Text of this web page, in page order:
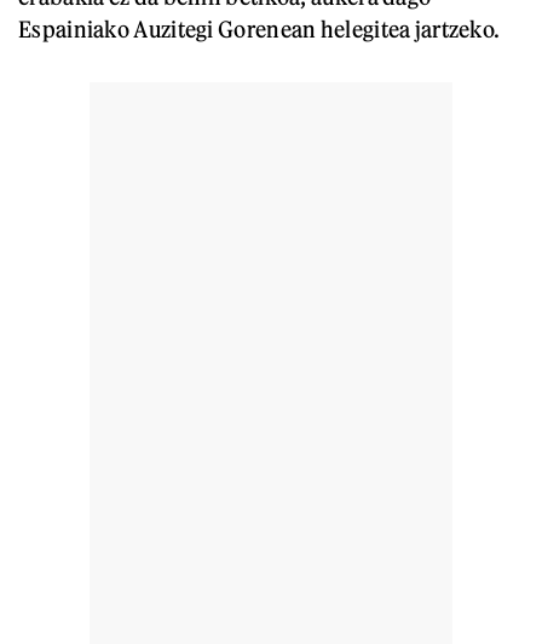
Espainiako Auzitegi Gorenean helegitea jartzeko.